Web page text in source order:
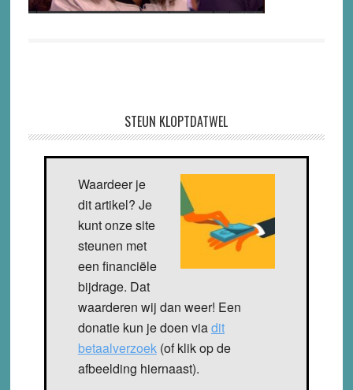
STEUN KLOPTDATWEL
Waardeer je
dit artikel? Je
kunt onze site
steunen met
een financiële
bijdrage. Dat
waarderen wij dan weer! Een
donatie kun je doen viadit
betaalverzoek(of klik op de
afbeelding hiernaast).